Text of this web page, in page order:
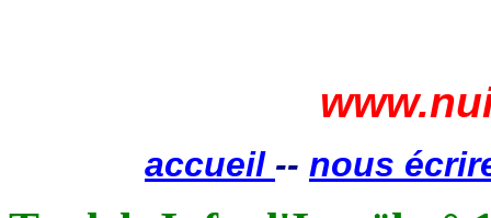
accueil -- nous